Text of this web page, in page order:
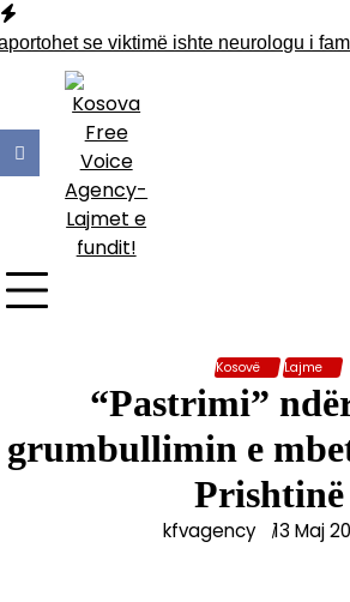
Skip
to
content
se viktimë ishte neurologu i
Kosovë Lajme
“Pastrimi”
grumbullimin e
Prishtinë
kfvagency 13 Maj